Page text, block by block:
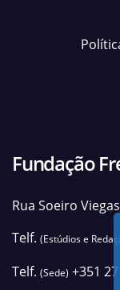
Fundação
Rua Soeiro
Telf. (Estúdios e
Telf. (Sede) +351